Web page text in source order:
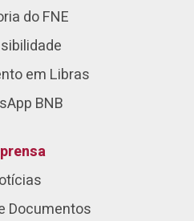
do FNE
em Libras
BNB
Documentos